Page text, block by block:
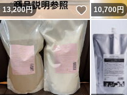
13,200円 いいね！
10,700円